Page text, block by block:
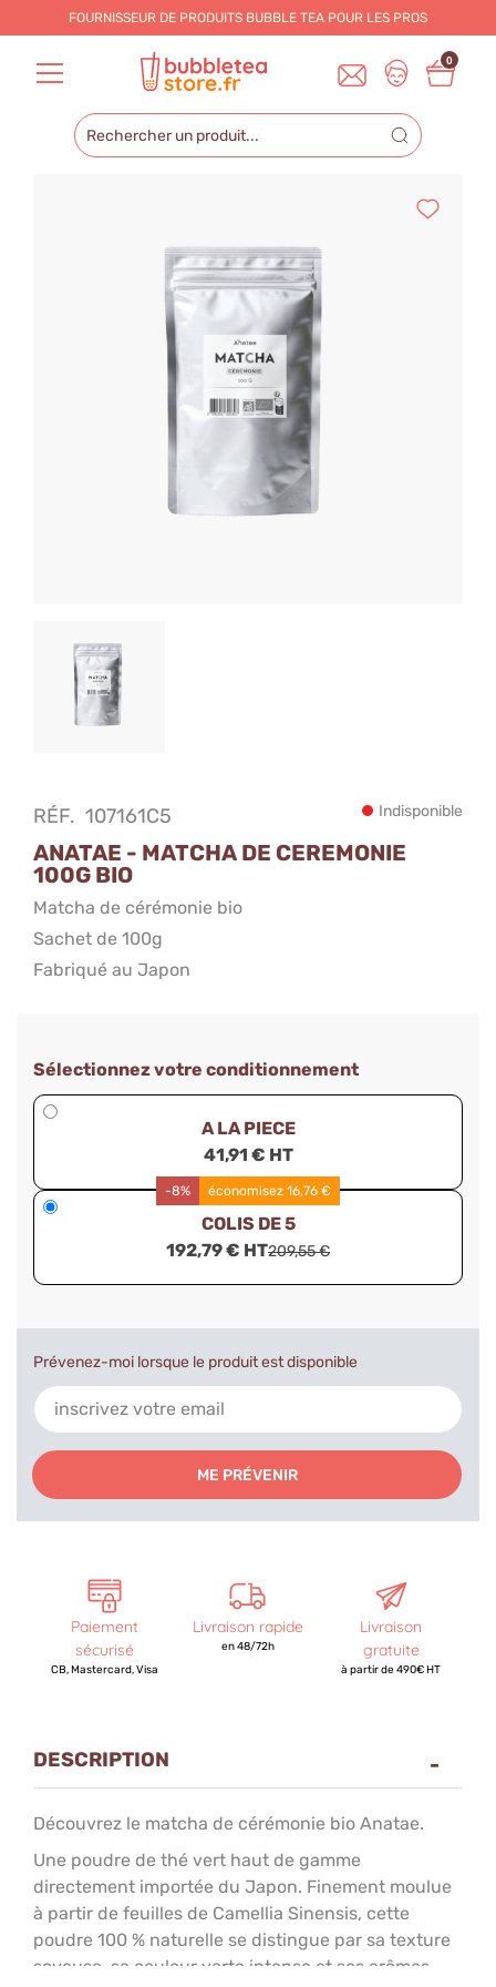
RÉF. 107161C5 Indisponible
ANATAE - MATCHA DE CEREMONIE
100G BIO
Matcha de cérémonie bio
Sachet de 100g
Fabriqué au Japon
Sélectionnez votre conditionnement
A LA PIECE
41,91 € HT
-8% économisez 16,76 €
COLIS DE 5
192,79 € HT209,55 €
Prévenez-moi lorsque le produit est disponible
ME PRÉVENIR
Paiement
sécurisé
CB, Mastercard, Visa
Livraison rapide
en 48/72h
Livraison
gratuite
à partir de 490€ HT
DESCRIPTION
Découvrez le matcha de cérémonie bio Anatae.
Une poudre de thé vert haut de gamme
directement importée du Japon. Finement moulue
à partir de feuilles de Camellia Sinensis, cette
poudre 100 % naturelle se distingue par sa texture
soyeuse, sa couleur verte intense et ses arômes
FOURNISSEUR DE PRODUITS BUBBLE TEA POUR LES PROS
0